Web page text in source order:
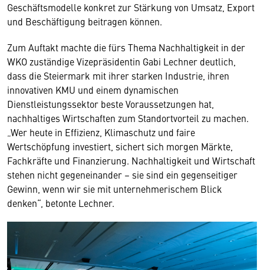
Geschäftsmodelle konkret zur Stärkung von Umsatz, Export
und Beschäftigung beitragen können.
Zum Auftakt machte die fürs Thema Nachhaltigkeit in der
WKO zuständige Vizepräsidentin Gabi Lechner deutlich,
dass die Steiermark mit ihrer starken Industrie, ihren
innovativen KMU und einem dynamischen
Dienstleistungssektor beste Voraussetzungen hat,
nachhaltiges Wirtschaften zum Standortvorteil zu machen.
„Wer heute in Effizienz, Klimaschutz und faire
Wertschöpfung investiert, sichert sich morgen Märkte,
Fachkräfte und Finanzierung. Nachhaltigkeit und Wirtschaft
stehen nicht gegeneinander – sie sind ein gegenseitiger
Gewinn, wenn wir sie mit unternehmerischem Blick
denken“, betonte Lechner.